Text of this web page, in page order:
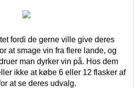
fordi de gerne ville give deres
at smage vin fra flere lande, og
man dyrker vin på. Hos dem
ikke at købe 6 eller 12 flasker af
at se deres udvalg.